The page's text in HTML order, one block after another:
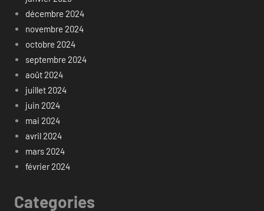
décembre 2024
novembre 2024
octobre 2024
septembre 2024
août 2024
juillet 2024
juin 2024
mai 2024
avril 2024
mars 2024
février 2024
Categories